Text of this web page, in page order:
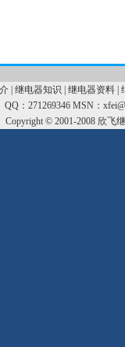
| 继电器知识 继电器资料|
QQ：271269346 MSN：
Copyright © 2001-2008 欣飞